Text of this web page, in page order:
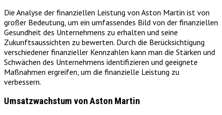
Die Analyse der finanziellen Leistung von Aston Martin ist von
großer Bedeutung, um ein umfassendes Bild von der finanziellen
Gesundheit des Unternehmens zu erhalten und seine
Zukunftsaussichten zu bewerten. Durch die Berücksichtigung
verschiedener finanzieller Kennzahlen kann man die Stärken und
Schwächen des Unternehmens identifizieren und geeignete
Maßnahmen ergreifen, um die finanzielle Leistung zu
verbessern.
Umsatzwachstum von Aston Martin